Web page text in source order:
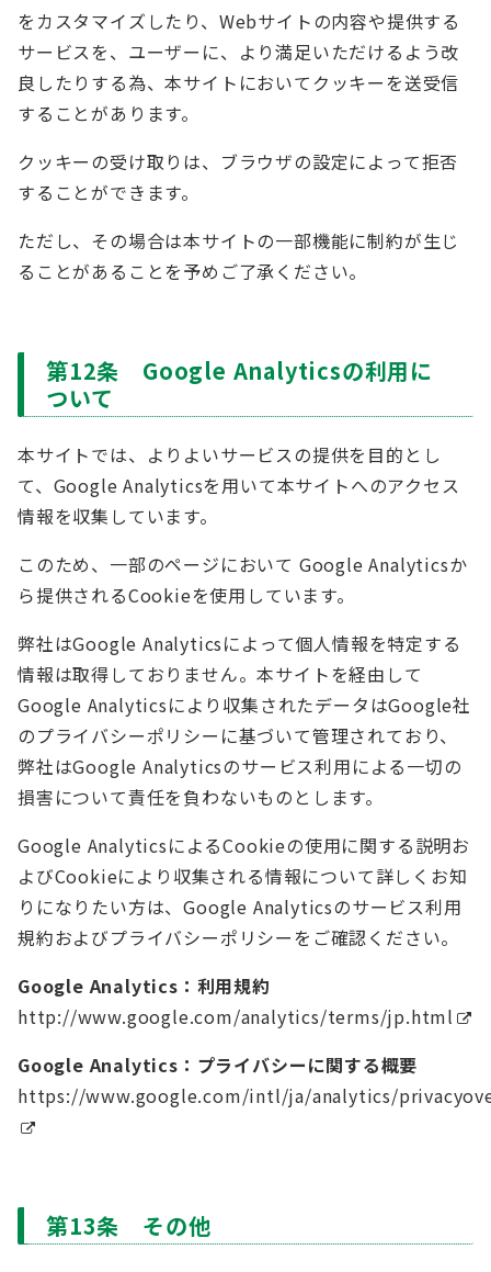
をカスタマイズしたり、Webサイトの内容や提供する
サービスを、ユーザーに、より満足いただけるよう改
良したりする為、本サイトにおいてクッキーを送受信
することがあります。
クッキーの受け取りは、ブラウザの設定によって拒否
することができます。
ただし、その場合は本サイトの一部機能に制約が生じ
ることがあることを予めご了承ください。
第12条 Google Analyticsの利用に
ついて
本サイトでは、よりよいサービスの提供を目的とし
て、Google Analyticsを用いて本サイトへのアクセス
情報を収集しています。
このため、一部のページにおいて Google Analyticsか
ら提供されるCookieを使用しています。
弊社はGoogle Analyticsによって個人情報を特定する
情報は取得しておりません。本サイトを経由して
Google Analyticsにより収集されたデータはGoogle社
のプライバシーポリシーに基づいて管理されており、
弊社はGoogle Analyticsのサービス利用による一切の
損害について責任を負わないものとします。
Google AnalyticsによるCookieの使用に関する説明お
よびCookieにより収集される情報について詳しくお知
りになりたい方は、Google Analyticsのサービス利用
規約およびプライバシーポリシーをご確認ください。
Google Analytics：利用規約
http://www.google.com/analytics/terms/jp.html
Google Analytics：プライバシーに関する概要
https://www.google.com/intl/ja/analytics/
第13条 その他